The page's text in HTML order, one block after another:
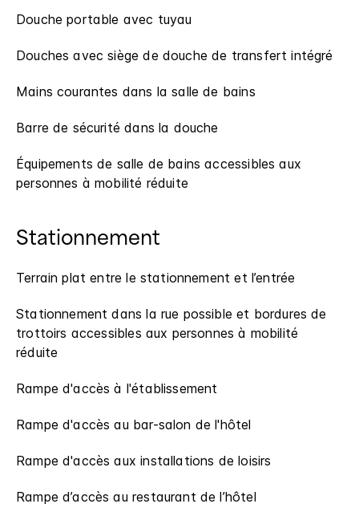
Douche portable avec tuyau
Douches avec siège de douche de transfert intégré
Mains courantes dans la salle de bains
Barre de sécurité dans la douche
Équipements de salle de bains accessibles aux
personnes à mobilité réduite
Stationnement
Terrain plat entre le stationnement et l’entrée
Stationnement dans la rue possible et bordures de
trottoirs accessibles aux personnes à mobilité
réduite
Rampe d'accès à l'établissement
Rampe d'accès au bar-salon de l'hôtel
Rampe d'accès aux installations de loisirs
Rampe d’accès au restaurant de l’hôtel